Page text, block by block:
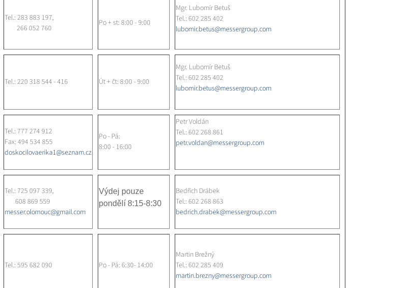
Tel.: 283 883 197,
266 052 760
Po + st: 8:00 - 9:00
Mgr. Lubomír Betuš
Tel.: 602 285 402
lubomir.betus@messergroup.com
Tel.: 220 318 544 - 416 Út + čt: 8:00 - 9:00
Mgr. Lubomír Betuš
Tel.: 602 285 402
lubomir.betus@messergroup.com
Tel.: 777 274 912
Fax: 494 534 855
doskocilovaerika1@seznam.cz
Po - Pá:
8:00 - 16:00
Petr Voldán
Tel.: 602 268 861
petr.voldan@messergroup.com
Tel.: 725 097 339,
608 869 559
messer.olomouc@gmail.com
Výdej pouze
pondělí 8:15-8:30
Bedřich Drábek
Tel.: 602 268 863
bedrich.drabek@messergroup.com
Tel.: 595 682 090 Po - Pá: 6:30- 14:00
Martin Brežný
Tel.: 602 285 409
martin.brezny@messergroup.com